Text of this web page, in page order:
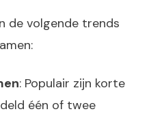
de volgende trends
: Populair zijn korte
één of twee